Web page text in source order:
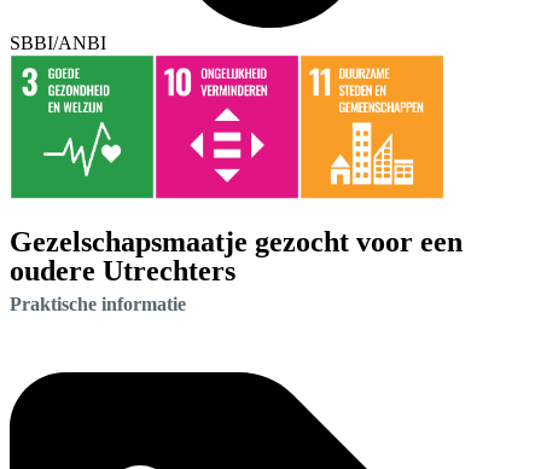
SBBI/ANBI
Gezelschapsmaatje gezocht voor een
oudere Utrechters
Praktische informatie